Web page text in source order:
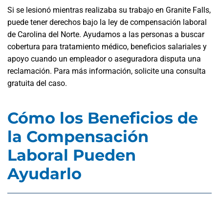
Si se lesionó mientras realizaba su trabajo en Granite Falls,
puede tener derechos bajo la ley de compensación laboral
de Carolina del Norte. Ayudamos a las personas a buscar
cobertura para tratamiento médico, beneficios salariales y
apoyo cuando un empleador o aseguradora disputa una
reclamación. Para más información, solicite una consulta
gratuita del caso.
Cómo los Beneficios de
la Compensación
Laboral Pueden
Ayudarlo